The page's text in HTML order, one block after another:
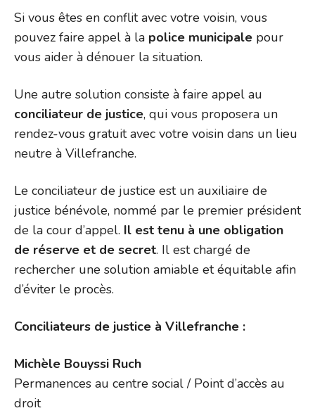
Si vous êtes en conflit avec votre voisin, vous
pouvez faire appel à la police municipale pour
vous aider à dénouer la situation.
Une autre solution consiste à faire appel au
conciliateur de justice, qui vous proposera un
rendez-vous gratuit avec votre voisin dans un lieu
neutre à Villefranche.
Le conciliateur de justice est un auxiliaire de
justice bénévole, nommé par le premier président
de la cour d’appel. Il est tenu à une obligation
de réserve et de secret. Il est chargé de
rechercher une solution amiable et équitable afin
d’éviter le procès.
Conciliateurs de justice à Villefranche :
Michèle Bouyssi Ruch
Permanences au centre social / Point d’accès au
droit